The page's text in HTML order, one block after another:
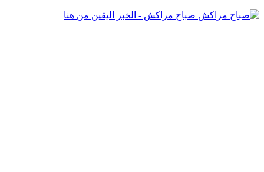
صباح مراكش - الخبر اليقين من هنا